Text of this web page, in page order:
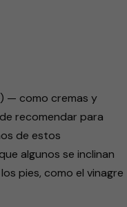
— como cremas y
recomendar para
de estos
algunos se inclinan
pies, como el vinagre